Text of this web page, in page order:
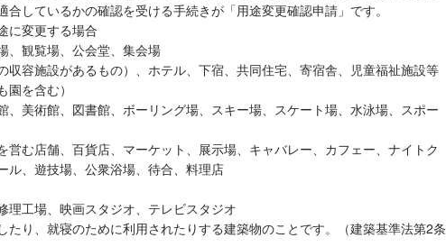
合しているかの確認を受ける手続きが「用途変更確認申請」です。
に変更する場合
、観覧場、公会堂、集会場
収容施設があるもの）、ホテル、下宿、共同住宅、寄宿舎、児童福祉施設等
園を含む）
、美術館、図書館、ボーリング場、スキー場、スケート場、水泳場、スポー
営む店舗、百貨店、マーケット、展示場、キャバレー、カフェー、ナイトク
ル、遊技場、公衆浴場、待合、料理店
理工場、映画スタジオ、テレビスタジオ
たり、就寝のために利用されたりする建築物のことです。（建築基準法第2条